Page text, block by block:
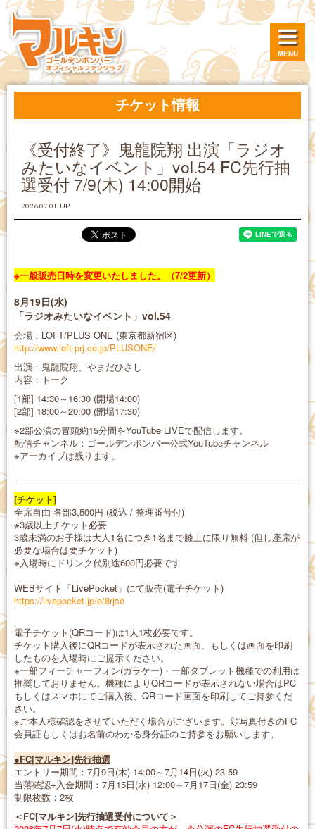
MENU
チケット情報
《受付終了》鬼龍院翔 出演「ラジオ
みたいなイベント」vol.54 FC先行抽
選受付 7/9(木) 14:00開始
2026.07.01 UP
※一般販売日時を変更いたしました。（7/2更新）
8月19日(水)
「ラジオみたいなイベント」vol.54
会場：LOFT/PLUS ONE (東京都新宿区)
http://www.loft-prj.co.jp/PLUSONE/
出演：鬼龍院翔、やまだひさし
内容：トーク
[1部] 14:30～16:30 (開場14:00)
[2部] 18:00～20:00 (開場17:30)
※2部公演の冒頭約15分間をYouTube LIVEで配信します。
配信チャンネル：ゴールデンボンバー公式YouTubeチャンネル
※アーカイブは残ります。
[チケット]
全席自由 各部3,500円 (税込 / 整理番号付)
※3歳以上チケット必要
3歳未満のお子様は大人1名につき1名まで膝上に限り無料 (但し座席が
必要な場合は要チケット)
※入場時にドリンク代別途600円必要です
WEBサイト「LivePocket」にて販売(電子チケット)
https://livepocket.jp/e/8rjse
電子チケット(QRコード)は1人1枚必要です。
チケット購入後にQRコードが表示された画面、もしくは画面を印刷
したものを入場時にご提示ください。
※一部フィーチャーフォン(ガラケー)・一部タブレット機種での利用は
推奨しておりません。機種によりQRコードが表示されない場合はPC
もしくはスマホにてご購入後、QRコード画面を印刷してご持参くだ
さい。
※ご本人様確認をさせていただく場合がございます。顔写真付きのFC
会員証もしくはお名前のわかる身分証のご持参をお願いします。
●FC[マルキン]先行抽選
エントリー期間：7月9日(木) 14:00～7月14日(火) 23:59
当落確認+入金期間：7月15日(水) 12:00～7月17日(金) 23:59
制限枚数：2枚
＜FC[マルキン]先行抽選受付について＞